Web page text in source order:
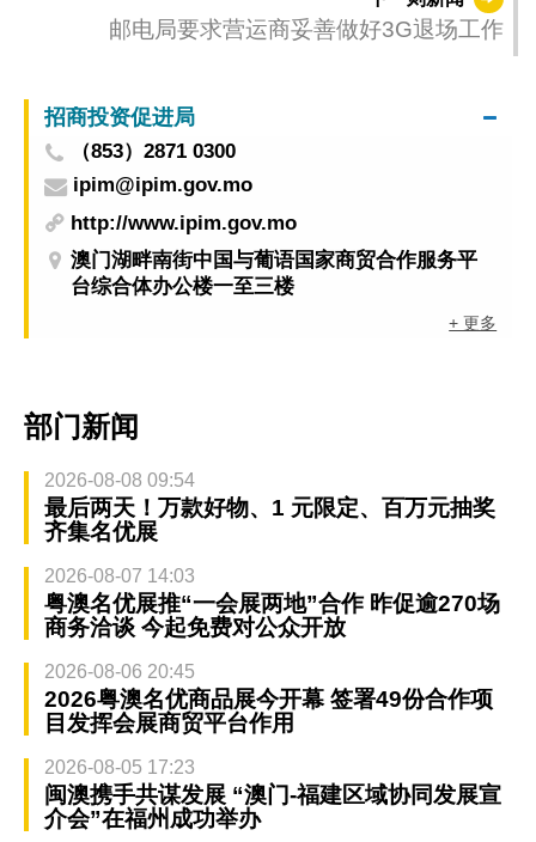
（8日）揭幕
邮电局要求营运商妥善做好3G退场工作
招商投资促进局
（853）2871 0300
ipim@ipim.gov.mo
http://www.ipim.gov.mo
澳门湖畔南街中国与葡语国家商贸合作服务平
台综合体办公楼一至三楼
+ 更多
部门新闻
2026-08-08 09:54
最后两天！万款好物、1 元限定、百万元抽奖
齐集名优展
2026-08-07 14:03
粤澳名优展推“一会展两地”合作 昨促逾270场
商务洽谈 今起免费对公众开放
2026-08-06 20:45
2026粤澳名优商品展今开幕 签署49份合作项
目发挥会展商贸平台作用
2026-08-05 17:23
闽澳携手共谋发展 “澳门-福建区域协同发展宣
介会”在福州成功举办